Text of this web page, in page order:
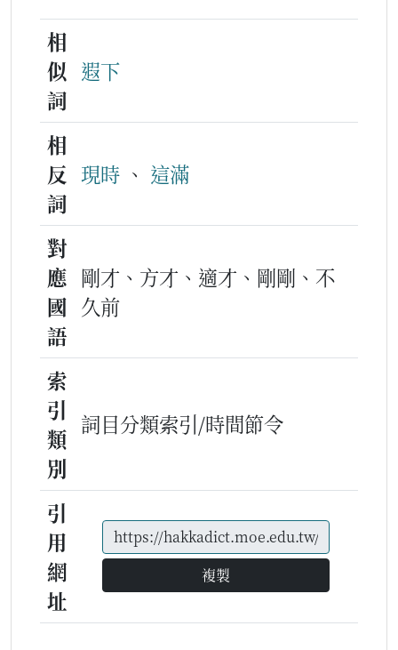
相
似
詞
遐下
相
反
詞
現時 、 這滿
對
應
國
語
剛才、方才、適才、剛剛、不
久前
索
引
類
別
詞目分類索引/時間節令
引
用
網
址
複製